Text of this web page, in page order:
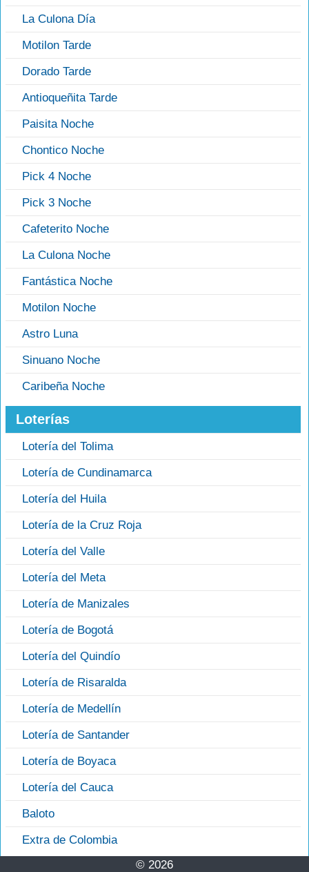
La Culona Día
Motilon Tarde
Dorado Tarde
Antioqueñita Tarde
Paisita Noche
Chontico Noche
Pick 4 Noche
Pick 3 Noche
Cafeterito Noche
La Culona Noche
Fantástica Noche
Motilon Noche
Astro Luna
Sinuano Noche
Caribeña Noche
Loterías
Lotería del Tolima
Lotería de Cundinamarca
Lotería del Huila
Lotería de la Cruz Roja
Lotería del Valle
Lotería del Meta
Lotería de Manizales
Lotería de Bogotá
Lotería del Quindío
Lotería de Risaralda
Lotería de Medellín
Lotería de Santander
Lotería de Boyaca
Lotería del Cauca
Baloto
Extra de Colombia
© 2026